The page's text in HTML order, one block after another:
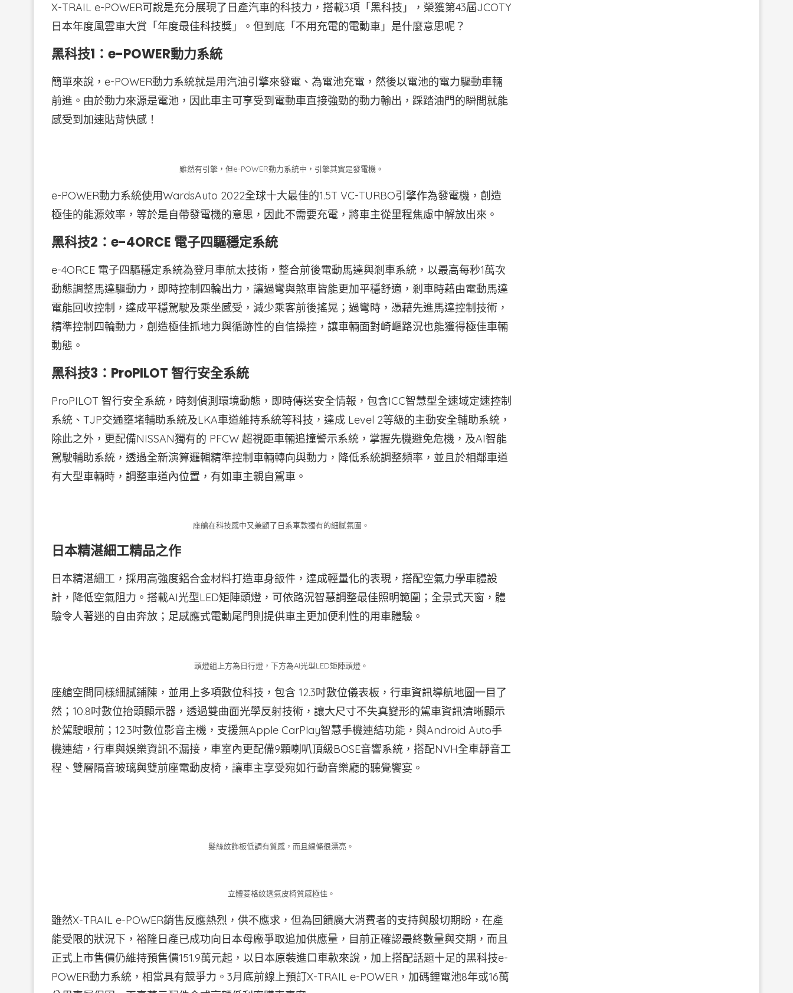
X-TRAIL e-POWER可說是充分展現了日產汽車的科技力，搭載3項「黑科技」，榮獲第43屆JCOTY
日本年度風雲車大賞「年度最佳科技獎」。但到底「不用充電的電動車」是什麼意思呢？
黑科技1：e-POWER動力系統
簡單來說，e-POWER動力系統就是用汽油引擎來發電、為電池充電，然後以電池的電力驅動車輛
前進。由於動力來源是電池，因此車主可享受到電動車直接強勁的動力輸出，踩踏油門的瞬間就能
感受到加速貼背快感！
雖然有引擎，但e-POWER動力系統中，引擎其實是發電機。
e-POWER動力系統使用WardsAuto 2022全球十大最佳的1.5T VC-TURBO引擎作為發電機，創造
極佳的能源效率，等於是自帶發電機的意思，因此不需要充電，將車主從里程焦慮中解放出來。
黑科技2：e-4ORCE 電子四驅穩定系統
e-4ORCE 電子四驅穩定系統為登月車航太技術，整合前後電動馬達與剎車系統，以最高每秒1萬次
動態調整馬達驅動力，即時控制四輪出力，讓過彎與煞車皆能更加平穩舒適，剎車時藉由電動馬達
電能回收控制，達成平穩駕駛及乘坐感受，減少乘客前後搖晃；過彎時，憑藉先進馬達控制技術，
精準控制四輪動力，創造極佳抓地力與循跡性的自信操控，讓車輛面對崎嶇路況也能獲得極佳車輛
動態。
黑科技3：ProPILOT 智行安全系統
ProPILOT 智行安全系統，時刻偵測環境動態，即時傳送安全情報，包含ICC智慧型全速域定速控制
系統、TJP交通壅堵輔助系統及LKA車道維持系統等科技，達成 Level 2等級的主動安全輔助系統，
除此之外，更配備NISSAN獨有的 PFCW 超視距車輛追撞警示系統，掌握先機避免危機，及AI智能
駕駛輔助系統，透過全新演算邏輯精準控制車輛轉向與動力，降低系統調整頻率，並且於相鄰車道
有大型車輛時，調整車道內位置，有如車主親自駕車。
座艙在科技感中又兼顧了日系車款獨有的細膩氛圍。
日本精湛細工精品之作
日本精湛細工，採用高強度鋁合金材料打造車身鈑件，達成輕量化的表現，搭配空氣力學車體設
計，降低空氣阻力。搭載AI光型LED矩陣頭燈，可依路況智慧調整最佳照明範圍；全景式天窗，體
驗令人著迷的自由奔放；足感應式電動尾門則提供車主更加便利性的用車體驗。
頭燈組上方為日行燈，下方為AI光型LED矩陣頭燈。
座艙空間同樣細膩鋪陳，並用上多項數位科技，包含 12.3吋數位儀表板，行車資訊導航地圖一目了
然；10.8吋數位抬頭顯示器，透過雙曲面光學反射技術，讓大尺寸不失真變形的駕車資訊清晰顯示
於駕駛眼前；12.3吋數位影音主機，支援無Apple CarPlay智慧手機連結功能，與Android Auto手
機連結，行車與娛樂資訊不漏接，車室內更配備9顆喇叭頂級BOSE音響系統，搭配NVH全車靜音工
程、雙層隔音玻璃與雙前座電動皮椅，讓車主享受宛如行動音樂廳的聽覺饗宴。
髮絲紋飾板低調有質感，而且線條很漂亮。
立體菱格紋透氣皮椅質感極佳。
雖然X-TRAIL e-POWER銷售反應熱烈，供不應求，但為回饋廣大消費者的支持與殷切期盼，在產
能受限的狀況下，裕隆日產已成功向日本母廠爭取追加供應量，目前正確認最終數量與交期，而且
正式上市售價仍維持預售價151.9萬元起，以日本原裝進口車款來說，加上搭配話題十足的黑科技e-
POWER動力系統，相當具有競爭力。3月底前線上預訂X-TRAIL e-POWER，加碼鋰電池8年或16萬